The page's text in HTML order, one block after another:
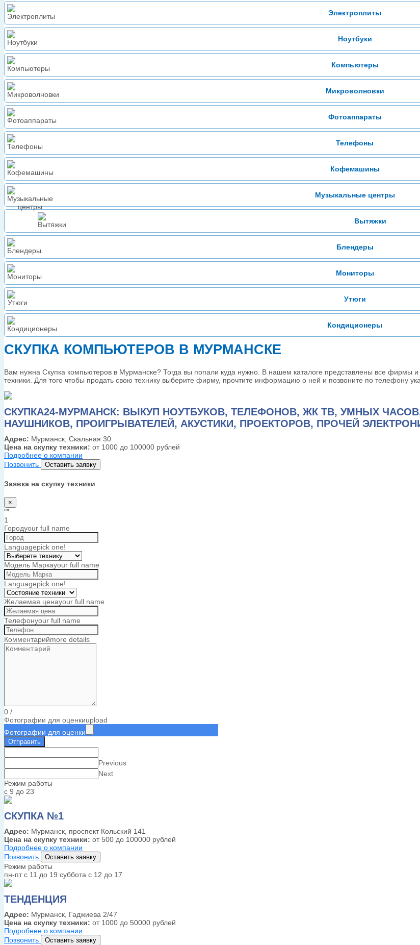
Электроплиты
Ноутбуки
Компьютеры
Микроволновки
Фотоаппараты
Телефоны
Кофемашины
Музыкальные центры
Вытяжки
Блендеры
Мониторы
Утюги
Кондиционеры
СКУПКА КОМПЬЮТЕРОВ В МУРМАНСКЕ
Вам нужна Скупка компьютеров в Мурманске? Тогда вы попали куда нужно. В нашем каталоге представлены все фирмы
техники. Для того чтобы продать свою технику выберите фирму, прочтите информацию о ней и позвоните по телефону
СКУПКА24-МУРМАНСК: ВЫКУП НОУТБУКОВ, ТЕЛЕФОНОВ, ЖК ТВ, УМНЫХ
НАУШНИКОВ, ПРОИГРЫВАТЕЛЕЙ, АКУСТИКИ, ПРОЕКТОРОВ, ПРОЧЕЙ
Адрес: Мурманск, Скальная 30
Цена на скупку техники: от 1000 до 100000 рублей
Подробнее о компании
Позвонить
Оставить заявку
Заявка на скупку техники
×
""
1
Городyour full name
Languagepick one!
Модель Маркаyour full name
Languagepick one!
Желаемая ценаyour full name
Телефонyour full name
Комментарийmore details
0 /
Фотографии для оценкиupload
Фотографии для оценки
Отправить
Previous
Next
Режим работы
с 9 до 23
СКУПКА №1
Адрес: Мурманск, проспект Кольский 141
Цена на скупку техники: от 500 до 100000 рублей
Подробнее о компании
Позвонить
Оставить заявку
Режим работы
пн-пт с 11 до 19 суббота с 12 до 17
ТЕНДЕНЦИЯ
Адрес: Мурманск, Гаджиева 2/47
Цена на скупку техники: от 1000 до 50000 рублей
Подробнее о компании
Позвонить
Оставить заявку